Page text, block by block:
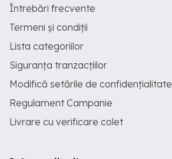
Întrebări frecvente
Termeni și condiții
Lista categoriilor
Siguranța tranzacțiilor
Modifică setările de confidențialitate
Regulament Campanie
Livrare cu verificare colet